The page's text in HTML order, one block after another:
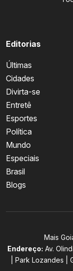
Editorias
Últimas
Cidades
Divirta-se
Entretê
Esportes
Política
Mundo
Especiais
Brasil
Blogs
Mais
Endereço: Av.
| Park Lozandes |